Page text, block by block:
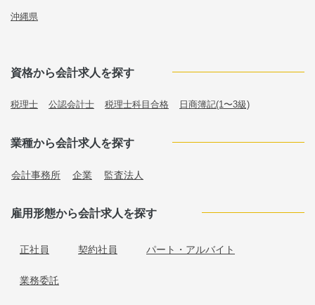
沖縄県
資格から会計求人を探す
税理士 公認会計士 税理士科目合格 日商簿記(1〜3級)
業種から会計求人を探す
会計事務所 企業 監査法人
雇用形態から会計求人を探す
正社員 契約社員 パート・アルバイト
業務委託